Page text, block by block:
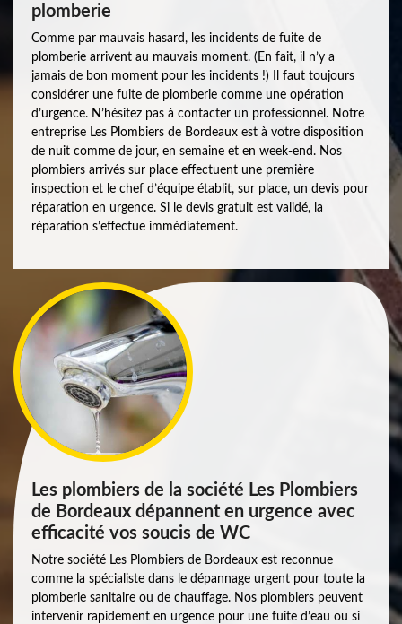
plomberie
Comme par mauvais hasard, les incidents de fuite de
plomberie arrivent au mauvais moment. (En fait, il n’y a
jamais de bon moment pour les incidents !) Il faut toujours
considérer une fuite de plomberie comme une opération
d’urgence. N’hésitez pas à contacter un professionnel. Notre
entreprise Les Plombiers de Bordeaux est à votre disposition
de nuit comme de jour, en semaine et en week-end. Nos
plombiers arrivés sur place effectuent une première
inspection et le chef d’équipe établit, sur place, un devis pour
réparation en urgence. Si le devis gratuit est validé, la
réparation s’effectue immédiatement.
Les plombiers de la société Les Plombiers
de Bordeaux dépannent en urgence avec
efficacité vos soucis de WC
Notre société Les Plombiers de Bordeaux est reconnue
comme la spécialiste dans le dépannage urgent pour toute la
plomberie sanitaire ou de chauffage. Nos plombiers peuvent
intervenir rapidement en urgence pour une fuite d’eau ou si